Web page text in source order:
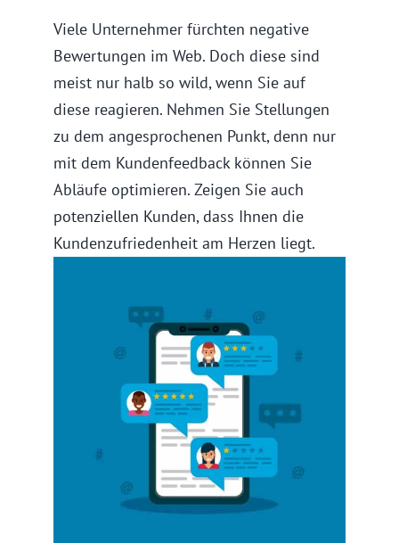
Viele Unternehmer fürchten negative
Bewertungen im Web. Doch diese sind
meist nur halb so wild, wenn Sie auf
diese reagieren. Nehmen Sie Stellungen
zu dem angesprochenen Punkt, denn nur
mit dem Kundenfeedback können Sie
Abläufe optimieren. Zeigen Sie auch
potenziellen Kunden, dass Ihnen die
Kundenzufriedenheit am Herzen liegt.